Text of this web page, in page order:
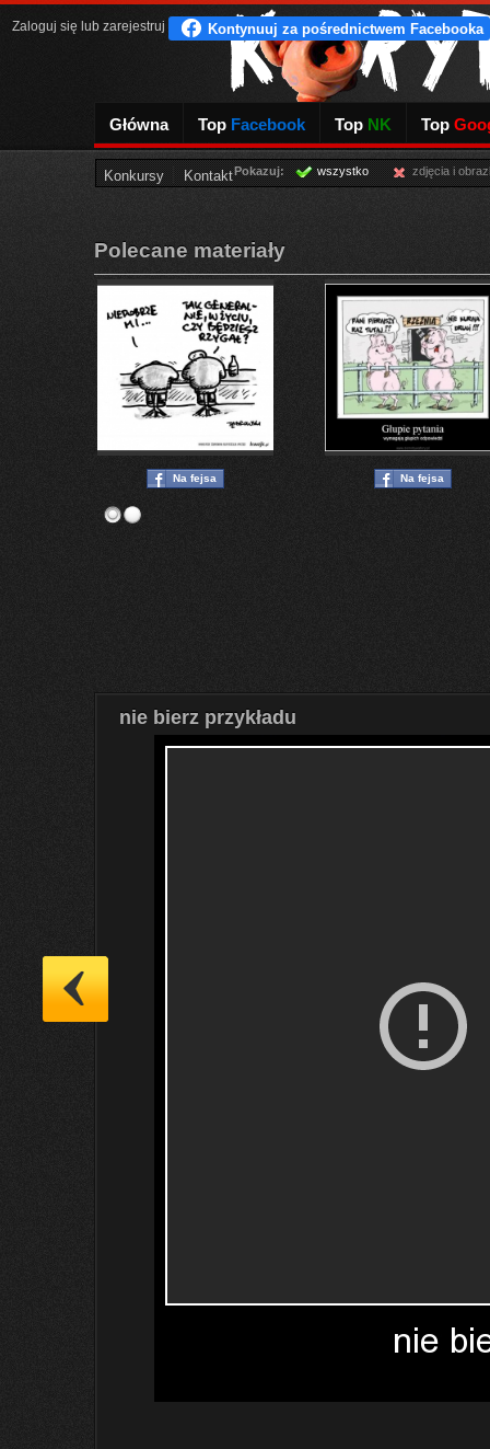
Główna Top Facebook Top NK Top
Konkursy Kontakt
Zaloguj się lub zarejestruj
Pokazuj: wszystko zdjęcia i
Polecane materiały
Na fejsa Na fejsa
nie bierz przykładu